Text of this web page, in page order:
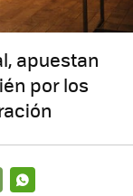
apuestan
por los